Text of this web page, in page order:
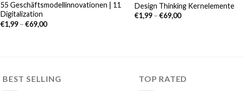
55 Geschäftsmodellinnovationen | 11
Digitalization
€1,99 –€69,00
Design Thinking Kernelemente
€1,99 –€69,00
BEST SELLING TOP RATED